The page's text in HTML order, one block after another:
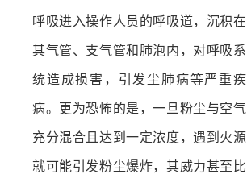
呼吸进入操作人员的呼吸道，沉积在
其气管、支气管和肺泡内，对呼吸系
统造成损害，引发尘肺病等严重疾
病。更为恐怖的是，一旦粉尘与空气
充分混合且达到一定浓度，遇到火源
就可能引发粉尘爆炸，其威力甚至比